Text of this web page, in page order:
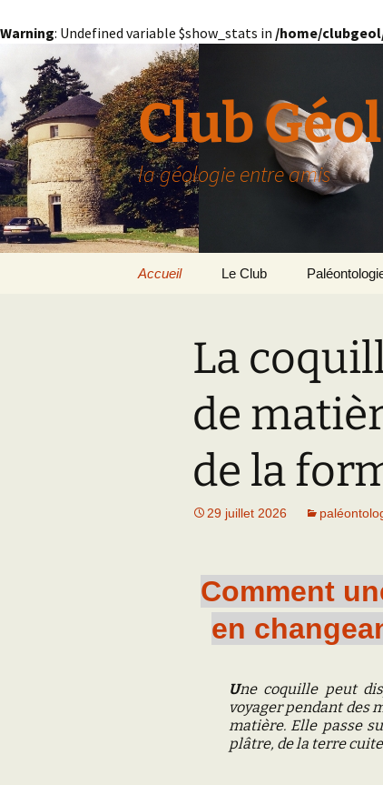
Warning: Undefined variable $show_stats in /home/
au
contenu
Club
la géologie entre amis
Accueil Le Club
Paris
Documents (accès
restreint)
Le Bassin
GRIGNON –
Les Travaux
Paléo
La
de
de la
29 juillet 2026
Comment
en
Une coquille peut
voyager pendant des
matière. Elle passe
plâtre, de la terre